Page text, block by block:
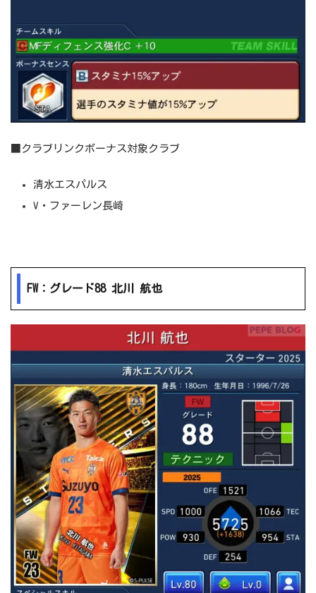
■クラブリンクボーナス対象クラブ
清水エスパルス
V・ファーレン長崎
FW：グレード88 北川 航也